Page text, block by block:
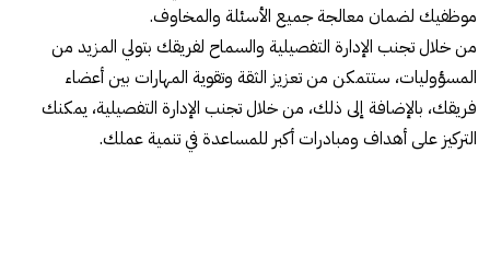
موظفيك لضمان معالجة جميع الأسئلة والمخاوف.
من خلال تجنب الإدارة التفصيلية والسماح لفريقك بتولي المزيد من
المسؤوليات، ستتمكن من تعزيز الثقة وتقوية المهارات بين أعضاء
فريقك، بالإضافة إلى ذلك، من خلال تجنب الإدارة التفصيلية، يمكنك
التركيز على أهداف ومبادرات أكبر للمساعدة في تنمية عملك.